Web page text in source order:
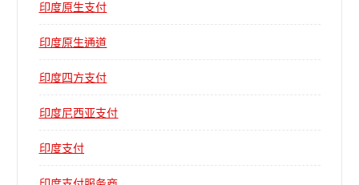
印度原生支付
印度原生通道
印度四方支付
印度尼西亚支付
印度支付